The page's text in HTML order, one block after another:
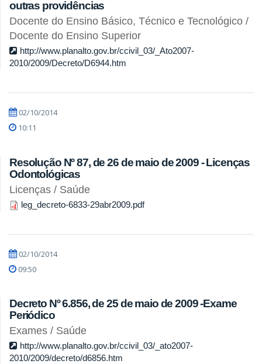
outras providências
Docente do Ensino Básico, Técnico e Tecnológico /
Docente do Ensino Superior
http://www.planalto.gov.br/ccivil_03/_Ato2007-
2010/2009/Decreto/D6944.htm
02/10/2014
10:11
Resolução Nº 87, de 26 de maio de 2009 - Licenças
Odontológicas
Licenças / Saúde
leg_decreto-6833-29abr2009.pdf
02/10/2014
09:50
Decreto Nº 6.856, de 25 de maio de 2009 -Exame
Periódico
Exames / Saúde
http://www.planalto.gov.br/ccivil_03/_ato2007-
2010/2009/decreto/d6856.htm